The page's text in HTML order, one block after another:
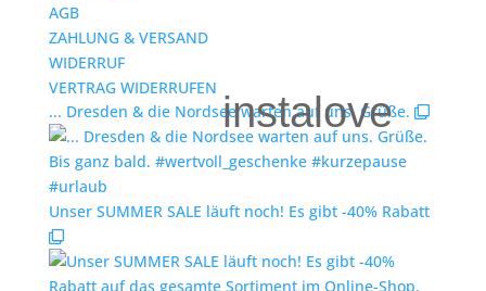
AGB
ZAHLUNG & VERSAND
WIDERRUF
VERTRAG WIDERRUFEN
instalove
... Dresden & die Nordsee warten auf uns. Grüße.
Unser SUMMER SALE läuft noch! Es gibt -40% Rabatt